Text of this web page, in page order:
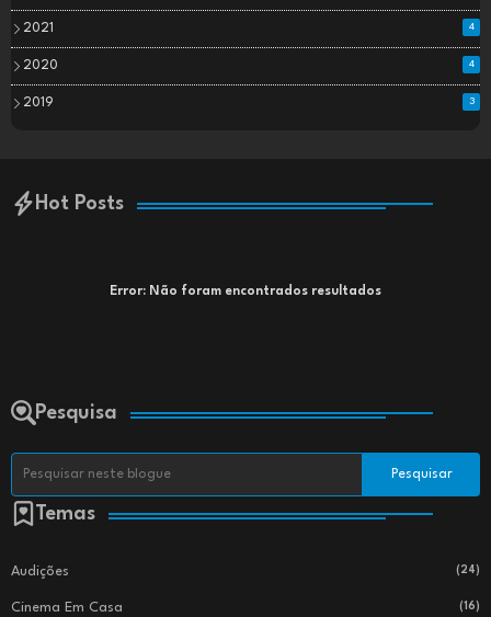
2021 4
2020 4
2019 3
Hot Posts
Error: Não foram encontrados resultados
Pesquisa
Temas
Audições (24)
Cinema Em Casa (16)